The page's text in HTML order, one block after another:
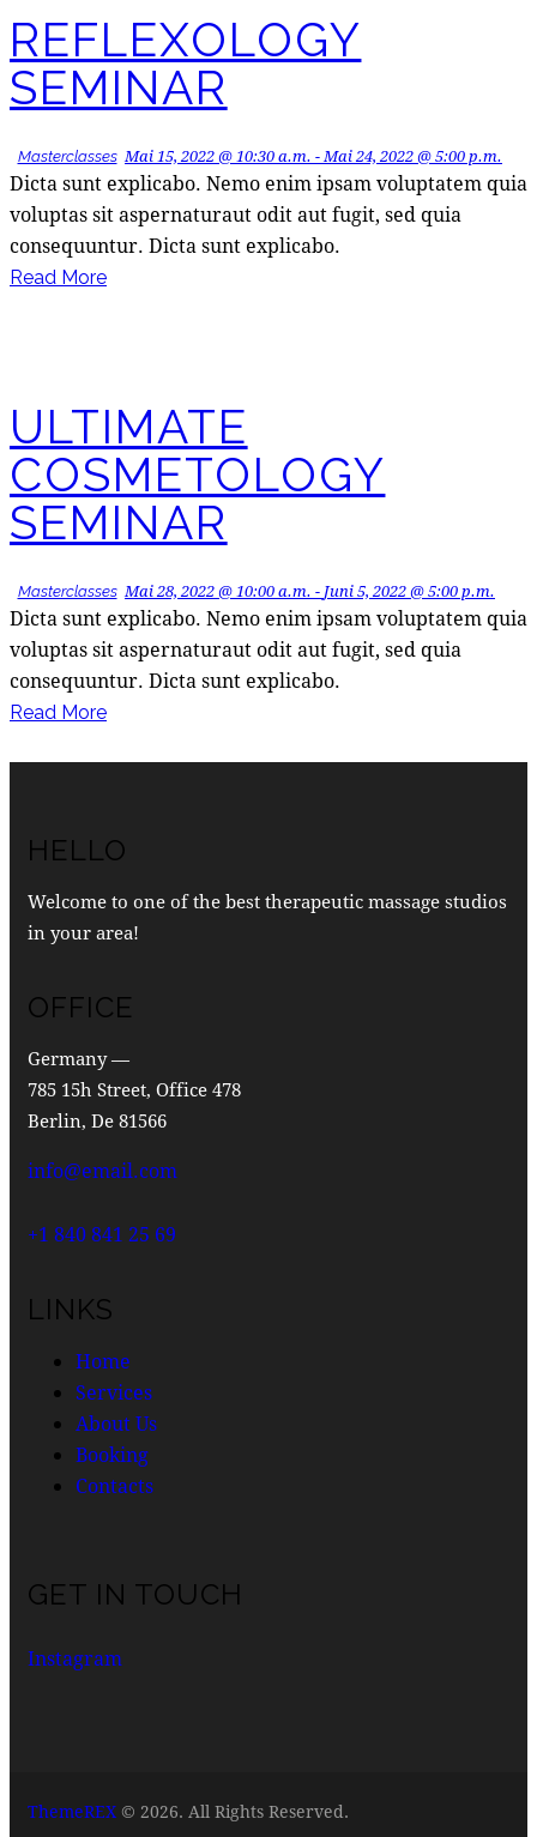
REFLEXOLOGY
SEMINAR
Masterclasses Mai 15, 2022 @ 10:30 a.m. -Mai 24, 2022 @ 5:00 p.m.
Dicta sunt explicabo. Nemo enim ipsam voluptatem quia
voluptas sit aspernaturaut odit aut fugit, sed quia
consequuntur. Dicta sunt explicabo.
Read More
ULTIMATE
COSMETOLOGY
SEMINAR
Masterclasses Mai 28, 2022 @ 10:00 a.m. - Juni 5, 2022 @ 5:00 p.m.
Dicta sunt explicabo. Nemo enim ipsam voluptatem quia
voluptas sit aspernaturaut odit aut fugit, sed quia
consequuntur. Dicta sunt explicabo.
Read More
HELLO
Welcome to one of the best therapeutic massage studios
in your area!
OFFICE
Germany —
785 15h Street, Office 478
Berlin, De 81566
info@email.com
+1 840 841 25 69
LINKS
Home
Services
About Us
Booking
Contacts
GET IN TOUCH
Instagram
ThemeREX © 2026. All Rights Reserved.